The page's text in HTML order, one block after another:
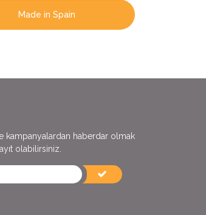
Made in Spain
kampanyalardan haberdar olmak
olabilirsiniz.